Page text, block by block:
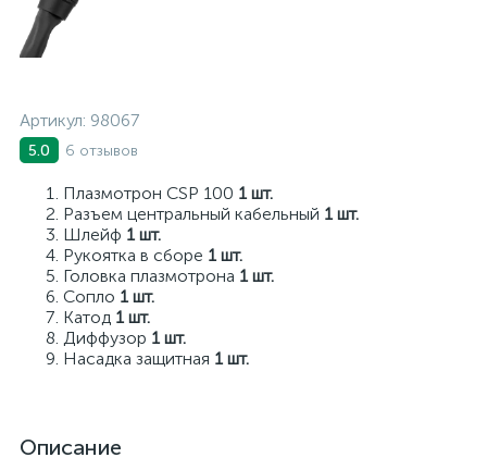
Артикул: 98067
5.0 6 отзывов
Плазмотрон CSP 100 1 шт.
Разъем центральный кабельный 1 шт.
Шлейф 1 шт.
Рукоятка в сборе 1 шт.
Головка плазмотрона 1 шт.
Сопло 1 шт.
Катод 1 шт.
Диффузор 1 шт.
Насадка защитная 1 шт.
Описание